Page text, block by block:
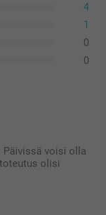
4
1
0
0
Päivissä voisi olla
olisi